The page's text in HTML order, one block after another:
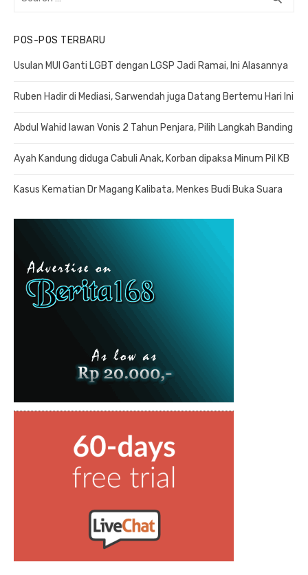
POS-POS TERBARU
Usulan MUI Ganti LGBT dengan LGSP Jadi Ramai, Ini Alasannya
Ruben Hadir di Mediasi, Sarwendah juga Datang Bertemu Hari Ini
Abdul Wahid lawan Vonis 2 Tahun Penjara, Pilih Langkah Banding
Ayah Kandung diduga Cabuli Anak, Korban dipaksa Minum Pil KB
Kasus Kematian Dr Magang Kalibata, Menkes Budi Buka Suara